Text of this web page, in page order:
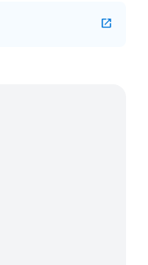
open_in_new